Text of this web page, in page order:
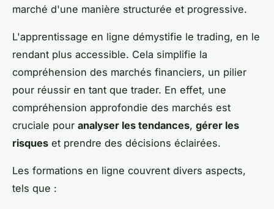
marché d'une manière structurée et progressive.
L'apprentissage en ligne démystifie le trading, en le
rendant plus accessible. Cela simplifie la
compréhension des marchés financiers, un pilier
pour réussir en tant que trader. En effet, une
compréhension approfondie des marchés est
cruciale pour analyser les tendances, gérer les
risques et prendre des décisions éclairées.
Les formations en ligne couvrent divers aspects,
tels que :